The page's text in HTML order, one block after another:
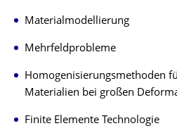
Materialmodellierung
Mehrfeldprobleme
Homogenisierungsmethoden
Materialien bei großen
Finite Elemente Technologie